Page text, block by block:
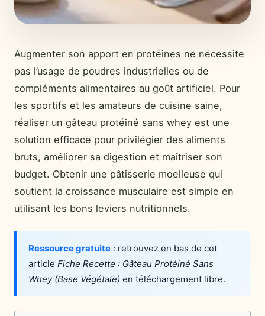
Augmenter son apport en protéines ne nécessite
pas l’usage de poudres industrielles ou de
compléments alimentaires au goût artificiel. Pour
les sportifs et les amateurs de cuisine saine,
réaliser un gâteau protéiné sans whey est une
solution efficace pour privilégier des aliments
bruts, améliorer sa digestion et maîtriser son
budget. Obtenir une pâtisserie moelleuse qui
soutient la croissance musculaire est simple en
utilisant les bons leviers nutritionnels.
Ressource gratuite : retrouvez en bas de cet
article Fiche Recette : Gâteau Protéiné Sans
Whey (Base Végétale) en téléchargement libre.